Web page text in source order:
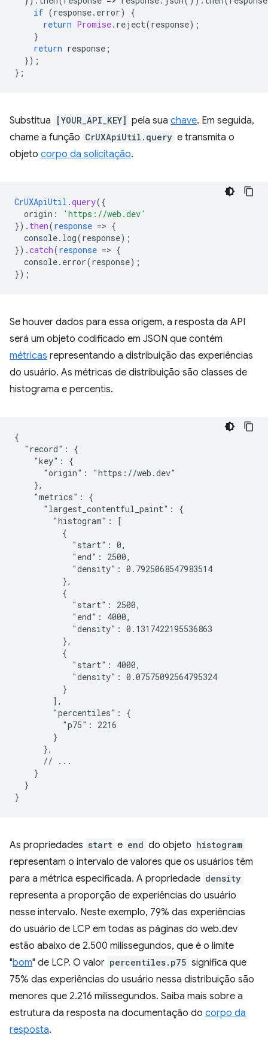
if (response. error)
{
return Promise. reject(response);
}
return response ;
});
};
Substitua [YOUR_API_KEY] pela sua chave. Em seguida,
chame a função CrUXApiUtil.query e transmita o
objeto corpo da solicitação.
CrUXApiUtil .query({
origin :
'https://web.dev'
}) . then(response => {
console.log(response) ;
}) .catch(response => {
console.error(response) ;
});
Se houver dados para essa origem, a resposta da API
será um objeto codificado em JSON que contém
métricas representando a distribuição das experiências
do usuário. As métricas de distribuição são classes de
histograma e percentis.
{
  "record": {
    "key": {
      "origin": "https://web.dev"
    },
    "metrics": {
      "largest_contentful_paint": {
        "histogram": [
          {
            "start": 0,
            "end": 2500,
            "density": 0.7925068547983514
          },
          {
            "start": 2500,
            "end": 4000,
            "density": 0.1317422195536863
          },
          {
            "start": 4000,
            "density": 0.07575092564795324
          }
        ],
        "percentiles": {
          "p75": 2216
        }
      },
      // ...
    }
  }
As propriedades start e end do objeto histogram
representam o intervalo de valores que os usuários têm
para a métrica especificada. A propriedade density
representa a proporção de experiências do usuário
nesse intervalo. Neste exemplo, 79% das experiências
do usuário de LCP em todas as páginas do web.dev
estão abaixo de 2.500 milissegundos, que é o limite
"bom" de LCP. O valor percentiles.p75 significa que
75% das experiências do usuário nessa distribuição são
menores que 2.216 milissegundos. Saiba mais sobre a
estrutura da resposta na documentação do corpo da
resposta.